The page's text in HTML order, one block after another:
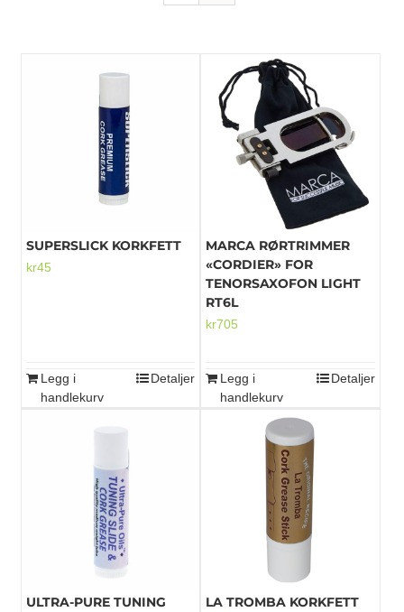
Diverse tilbehør
SUPERSLICK KORKFETT
kr45
Legg i
handlekurv
Detaljer
MARCA RØRTRIMMER
«CORDIER» FOR
TENORSAXOFON LIGHT
RT6L
kr705
Legg i
handlekurv
Detaljer
ULTRA-PURE TUNING
LA TROMBA KORKFETT